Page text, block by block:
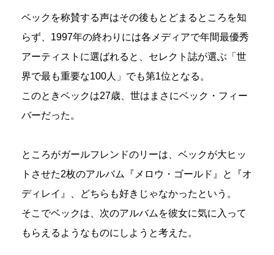
ベックを称賛する声はその後もとどまるところを知
らず、1997年の終わりには各メディアで年間最優秀
アーティストに選ばれると、セレクト誌が選ぶ「世
界で最も重要な100人」でも第1位となる。
このときベックは27歳、世はまさにベック・フィー
バーだった。
ところがガールフレンドのリーは、ベックが大ヒッ
トさせた2枚のアルバム『メロウ・ゴールド』と『オ
ディレイ』、どちらも好きじゃなかったという。
そこでベックは、次のアルバムを彼女に気に入って
もらえるようなものにしようと考えた。